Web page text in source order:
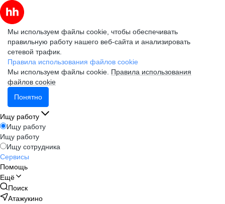
Мы используем файлы cookie, чтобы обеспечивать
правильную работу нашего веб-сайта и анализировать
сетевой трафик.
Правила использования файлов cookie
Мы используем файлы cookie. Правила использования
файлов cookie
Понятно
Ищу работу
Ищу работу
Ищу работу
Ищу сотрудника
Сервисы
Помощь
Ещё
Поиск
Атажукино